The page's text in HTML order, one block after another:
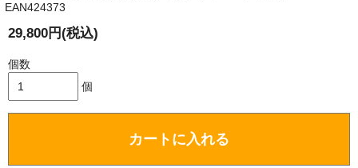
EAN424373
29,800円(税込)
個数
個
カートに入れる